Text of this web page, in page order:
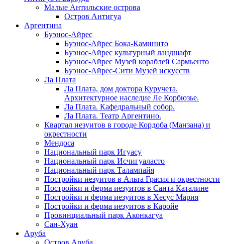
Малые Антильские острова
Остров Антигуа
Аргентина
Буэнос-Айрес
Буэнос-Айрес Бока-Каминито
Буэнос-Айрес культурный ландшафт
Буэнос-Айрес Музей кораблей Сармьенто
Буэнос-Айрес-Сити Музей искусств
Ла Плата
Ла Плата, дом доктора Куручета.
Архитектурное наследие Ле Корбюзье.
Ла Плата. Кафедральный собор.
Ла Плата. Театр Аргентино.
Квартал иезуитов в городе Кордоба (Манзана) и
окрестности
Мендоса
Национальный парк Игуасу
Национальный парк Исчигуаласто
Национальный парк Талампайя
Постройки иезуитов в Альта Грасия и окрестности
Постройки и ферма иезуитов в Санта Каталине
Постройки и ферма иезуитов в Хесус Мария
Постройки и ферма иезуитов в Каройе
Провинциальный парк Аконкагуа
Сан-Хуан
Аруба
Остров Аруба